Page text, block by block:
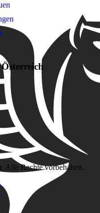
Alle Rechte vorbehalten.